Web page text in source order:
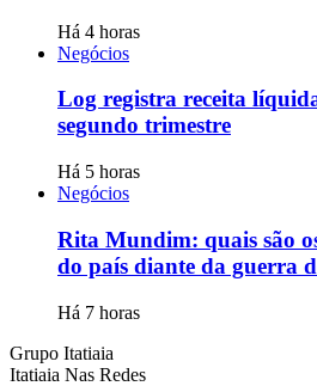
Há 4 horas
Negócios
Log registra receita
segundo trimestre
Há 5 horas
Negócios
Rita Mundim: quais são
do país diante da guerra
Há 7 horas
Grupo Itatiaia
Itatiaia Nas Redes